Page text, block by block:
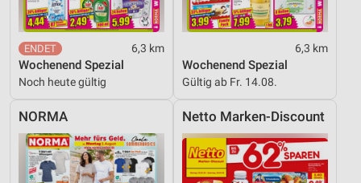
6,3 km
Wochenend Spezial
Noch heute gültig
6,3 km
Wochenend Spezial
Gültig ab Fr. 14.08.
NORMA Netto Marken-Discount
IAB-Besonderheiten:
Verwendung genauer Standortdaten
Geräte anhand von aktiv angeforderten
Informationen identifizieren
Nicht-IAB-Verarbeitungszwecke:
Notwendig
Performance